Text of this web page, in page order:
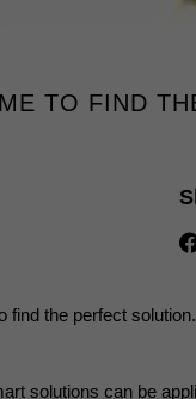
TO FIND
the perfect
solutions can be
Inhaltsmessung.